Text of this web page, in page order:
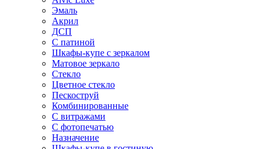
Эмаль
Акрил
ДСП
С патиной
Шкафы-купе с зеркалом
Матовое зеркало
Стекло
Цветное стекло
Пескоструй
Комбинированные
С витражами
С фотопечатью
Назначение